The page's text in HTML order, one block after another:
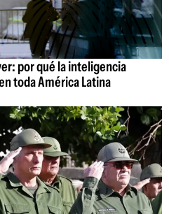
por qué la inteligencia
toda América Latina